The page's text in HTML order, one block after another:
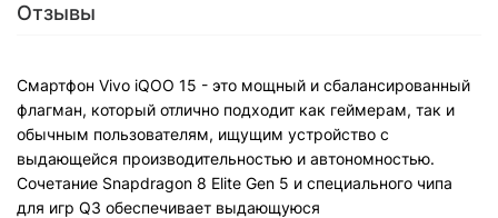
Отзывы
Смартфон Vivo iQOO 15 - это мощный и сбалансированный
флагман, который отлично подходит как геймерам, так и
обычным пользователям, ищущим устройство с
выдающейся производительностью и автономностью.
Сочетание Snapdragon 8 Elite Gen 5 и специального чипа
для игр Q3 обеспечивает выдающуюся